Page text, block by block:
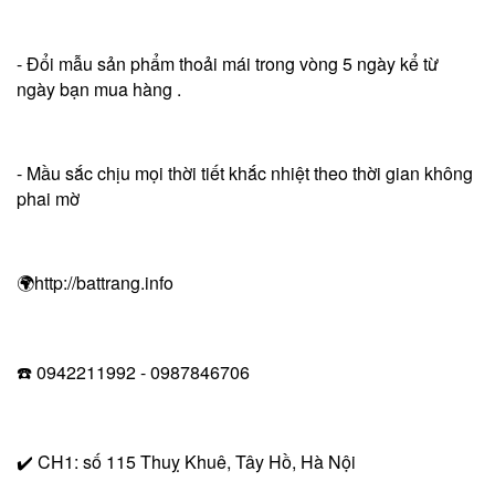
- Đổi mẫu sản phẩm thoải mái trong vòng 5 ngày kể từ
ngày bạn mua hàng .
- Mầu sắc chịu mọi thời tiết khắc nhiệt theo thời gian không
phai mờ
🌍http://battrang.info
☎️ 0942211992 - 0987846706
✔️ CH1: số 115 Thuỵ Khuê, Tây Hồ, Hà Nội